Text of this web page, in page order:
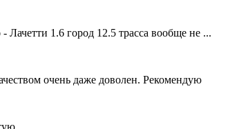
1.6 город 12.5 трасса вообще не ...
очень даже доволен. Рекомендую